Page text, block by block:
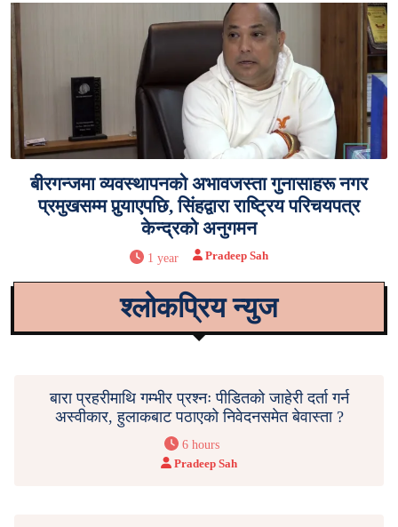
बीरगन्जमा व्यवस्थापनको अभावजस्ता गुनासाहरू नगर
प्रमुखसम्म पुर्‍याएपछि, सिंहद्वारा राष्ट्रिय परिचयपत्र
केन्द्रको अनुगमन
1 year Pradeep Sah
श्लोकप्रिय न्युज
बारा प्रहरीमाथि गम्भीर प्रश्नः पीडितको जाहेरी दर्ता गर्न
अस्वीकार, हुलाकबाट पठाएको निवेदनसमेत बेवास्ता ?
6 hours
Pradeep Sah